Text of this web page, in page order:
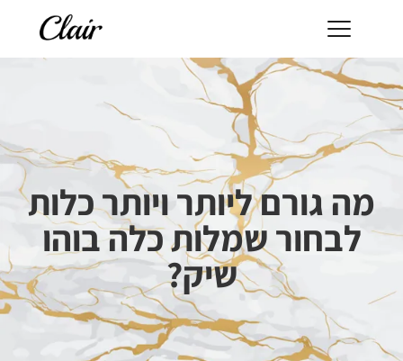
מה גורם ליותר ויותר כלות
לבחור שמלות כלה בוהו
שיק?